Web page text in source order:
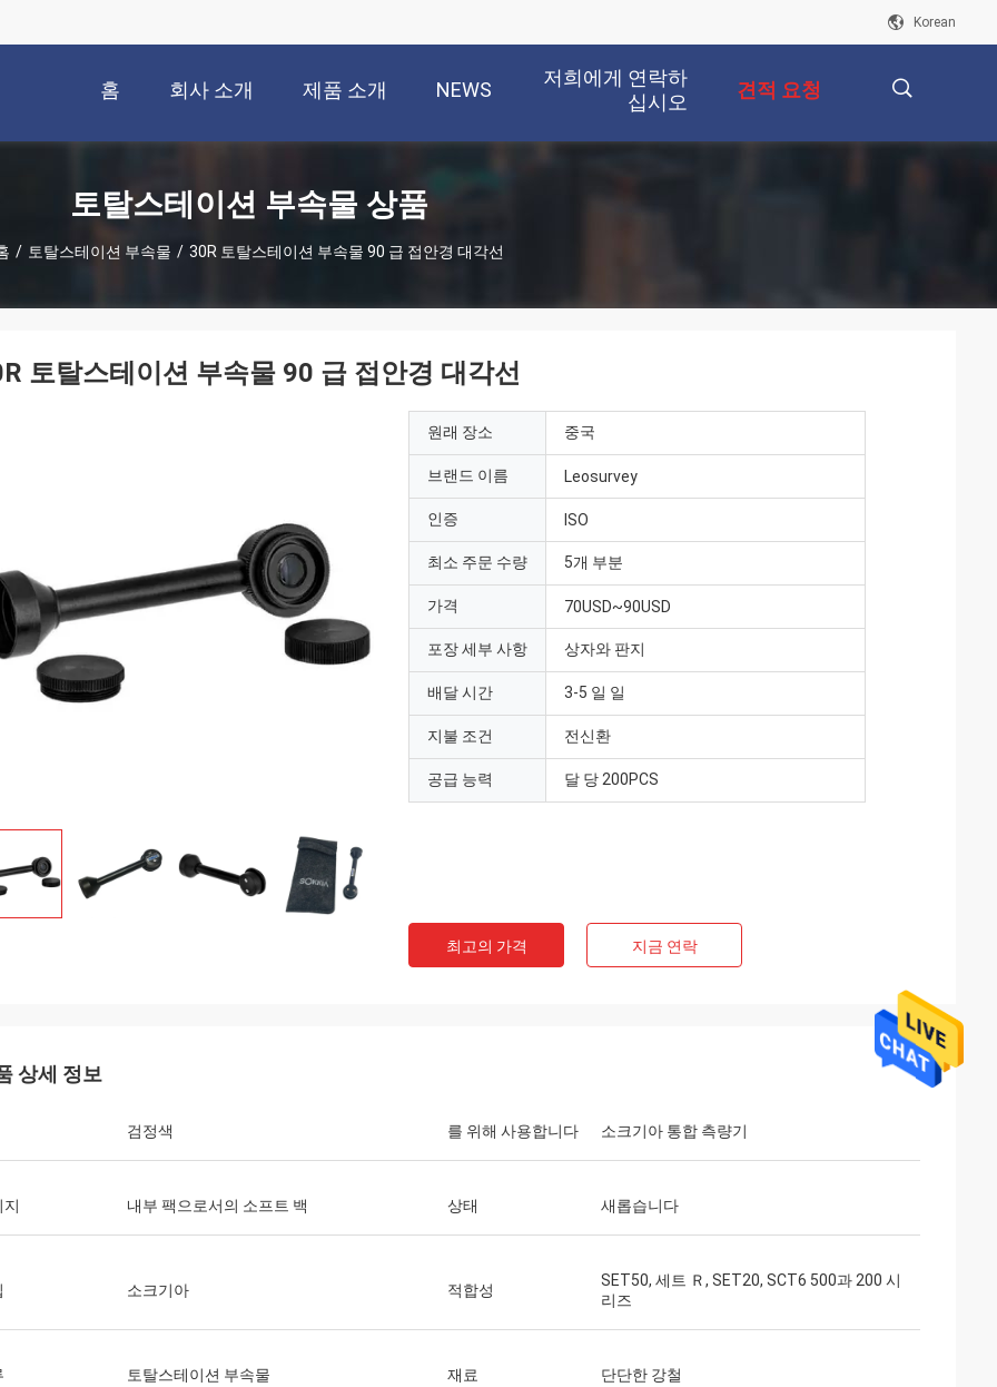
Korean
홈 회사 소개 제품 소개 NEWS
저희에게 연락하
십시오
견적 요청
토탈스테이션 부속물 상품
/ 토탈스테이션 부속물 / 30R 토탈스테이션 부속물 90 급 접안경 대각선
토탈스테이션 부속물 90 급 접안경 대각선
원래 장소 중국
브랜드 이름 Leosurvey
인증 ISO
최소 주문 수량 5개 부분
가격 70USD~90USD
포장 세부 사항 상자와 판지
배달 시간 3-5 일 일
지불 조건 전신환
공급 능력 달 당 200PCS
최고의 가격 지금 연락
상세 정보
검정색 를 위해 사용합니다 소크기아 통합 측량기
지 내부 팩으로서의 소프트 백 상태 새롭습니다
소크기아 적합성
SET50, 세트 Ｒ, SET20, SCT6 500과 200 시
리즈
토탈스테이션 부속물 재료 단단한 강철